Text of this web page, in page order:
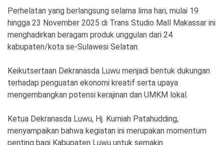
Perhelatan yang berlangsung selama lima hari, mulai 19
hingga 23 November 2025 di Trans Studio Mall Makassar ini
menghadirkan beragam produk unggulan dari 24
kabupaten/kota se-Sulawesi Selatan.
Keikutsertaan Dekranasda Luwu menjadi bentuk dukungan
terhadap penguatan ekonomi kreatif serta upaya
mengembangkan potensi kerajinan dan UMKM lokal.
Ketua Dekranasda Luwu, Hj. Kurniah Patahudding,
menyampaikan bahwa kegiatan ini merupakan momentum
penting bagi Kabupaten Luwu untuk semakin